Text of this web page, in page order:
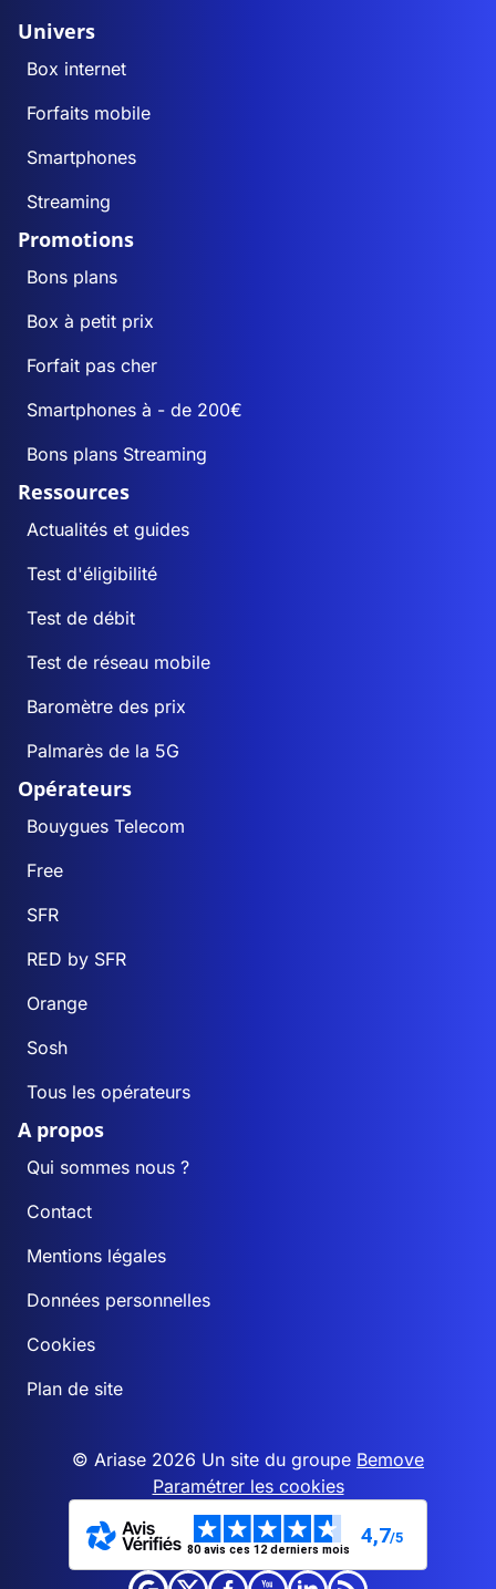
Univers
Box internet
Forfaits mobile
Smartphones
Streaming
Promotions
Bons plans
Box à petit prix
Forfait pas cher
Smartphones à - de 200€
Bons plans Streaming
Ressources
Actualités et guides
Test d'éligibilité
Test de débit
Test de réseau mobile
Baromètre des prix
Palmarès de la 5G
Opérateurs
Bouygues Telecom
Free
SFR
RED by SFR
Orange
Sosh
Tous les opérateurs
A propos
Qui sommes nous ?
Contact
Mentions légales
Données personnelles
Cookies
Plan de site
© Ariase 2026 Un site du groupe Bemove
Paramétrer les cookies
80 avis ces 12 derniers mois
4,7/5